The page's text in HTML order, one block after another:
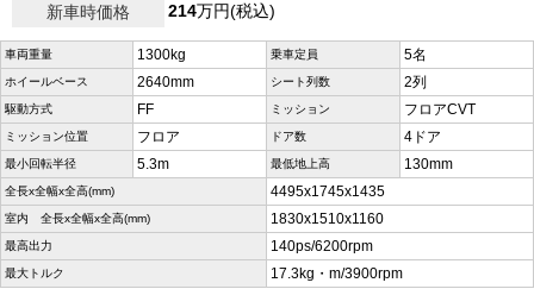
新車時価格
214万円(税込)
車両重量 1300kg 乗車定員 5名
ホイールベース 2640mm シート列数 2列
駆動方式 FF ミッション フロアCVT
ミッション位置 フロア ドア数 4ドア
最小回転半径 5.3m 最低地上高 130mm
全長x全幅x全高(mm) 4495x1745x1435
室内 全長x全幅x全高(mm) 1830x1510x1160
最高出力 140ps/6200rpm
最大トルク 17.3kg・m/3900rpm